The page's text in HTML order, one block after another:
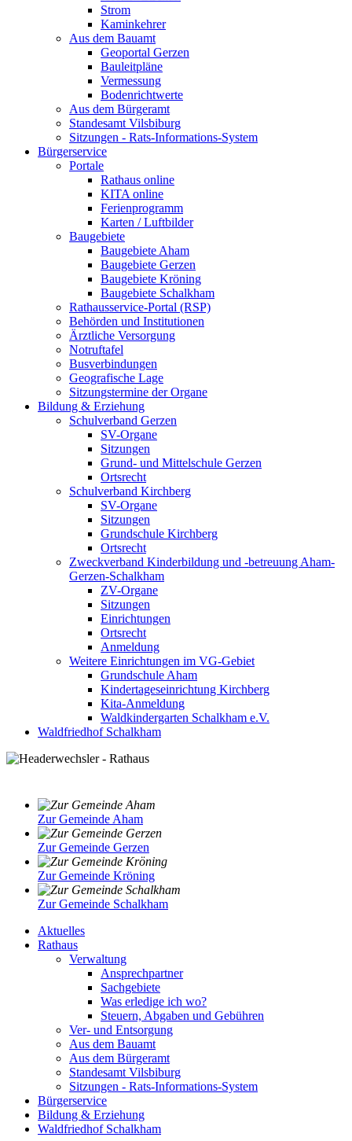
Strom
Kaminkehrer
Aus dem Bauamt
Geoportal Gerzen
Bauleitpläne
Vermessung
Bodenrichtwerte
Aus dem Bürgeramt
Standesamt Vilsbiburg
Sitzungen - Rats-Informations-System
Bürgerservice
Portale
Rathaus online
KITA online
Ferienprogramm
Karten / Luftbilder
Baugebiete
Baugebiete Aham
Baugebiete Gerzen
Baugebiete Kröning
Baugebiete Schalkham
Rathausservice-Portal (RSP)
Behörden und Institutionen
Ärztliche Versorgung
Notruftafel
Busverbindungen
Geografische Lage
Sitzungstermine der Organe
Bildung & Erziehung
Schulverband Gerzen
SV-Organe
Sitzungen
Grund- und Mittelschule Gerzen
Ortsrecht
Schulverband Kirchberg
SV-Organe
Sitzungen
Grundschule Kirchberg
Ortsrecht
Zweckverband Kinderbildung und -betreuung Aham-
Gerzen-Schalkham
ZV-Organe
Sitzungen
Einrichtungen
Ortsrecht
Anmeldung
Weitere Einrichtungen im VG-Gebiet
Grundschule Aham
Kindertageseinrichtung Kirchberg
Kita-Anmeldung
Waldkindergarten Schalkham e.V.
Waldfriedhof Schalkham
Zur Gemeinde Aham
Zur Gemeinde Gerzen
Zur Gemeinde Kröning
Zur Gemeinde Schalkham
Aktuelles
Rathaus
Verwaltung
Ansprechpartner
Sachgebiete
Was erledige ich wo?
Steuern, Abgaben und Gebühren
Ver- und Entsorgung
Aus dem Bauamt
Aus dem Bürgeramt
Standesamt Vilsbiburg
Sitzungen - Rats-Informations-System
Bürgerservice
Bildung & Erziehung
Waldfriedhof Schalkham